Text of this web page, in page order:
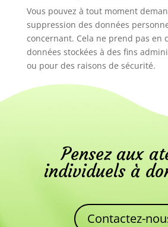
Vous pouvez à tout moment
suppression des données
concernant. Cela ne prend pas en
données stockées à des fins
ou pour des raisons de sécurité.
Pensez aux
individuels à
Contactez-